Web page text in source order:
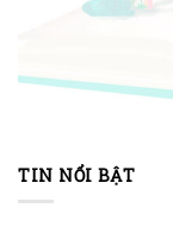
TIN NỔI BẬT